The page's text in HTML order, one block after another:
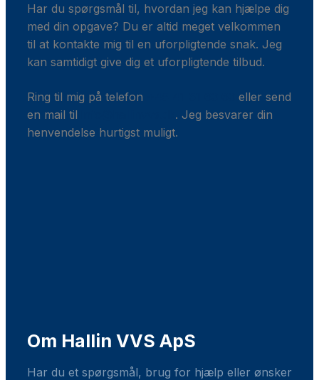
Har du spørgsmål til, hvordan jeg kan hjælpe dig
med din opgave? Du er altid meget velkommen
til at kontakte mig til en uforpligtende snak. Jeg
kan samtidigt give dig et uforpligtende tilbud.
Ring til mig på telefon
eller send
en mail til
. Jeg besvarer din
henvendelse hurtigst muligt.
Om Hallin VVS ApS
Har du et spørgsmål, brug for hjælp eller ønsker